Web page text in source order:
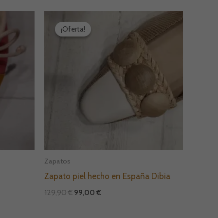
¡Oferta!
¡Oferta!
Zapatos
Zapato piel hecho en España Dibia
129,90€
precio
original
99,00 €
99,00 €.